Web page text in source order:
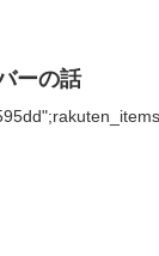
ーの話